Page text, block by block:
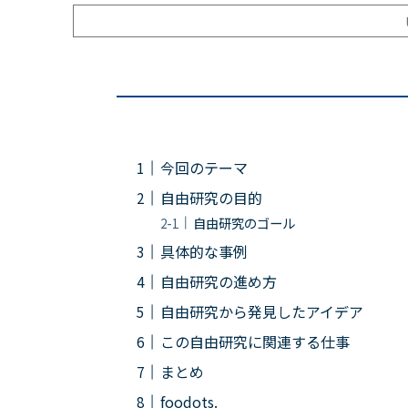
今回のテーマ
自由研究の目的
自由研究のゴール
具体的な事例
自由研究の進め方
自由研究から発見したアイデア
この自由研究に関連する仕事
まとめ
foodots.